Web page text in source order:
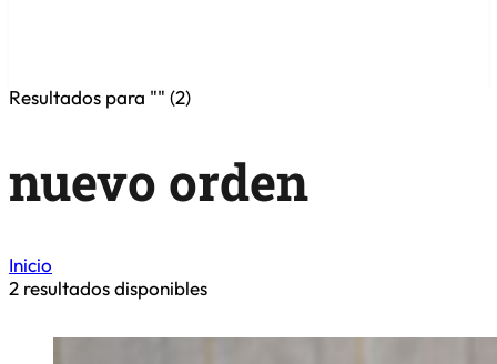
Resultados para "" (2)
nuevo orden
Inicio
2 resultados disponibles